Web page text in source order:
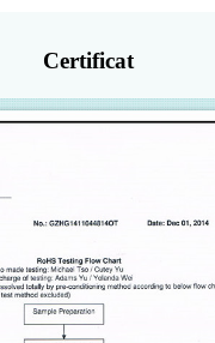
Certificat